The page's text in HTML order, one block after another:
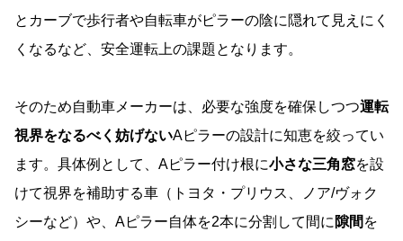
とカーブで歩行者や自転車がピラーの陰に隠れて見えにく
くなるなど、安全運転上の課題となります。
そのため自動車メーカーは、必要な強度を確保しつつ運転
視界をなるべく妨げないAピラーの設計に知恵を絞ってい
ます。具体例として、Aピラー付け根に小さな三角窓を設
けて視界を補助する車（トヨタ・プリウス、ノア/ヴォク
シーなど）や、Aピラー自体を2本に分割して間に 隙間 を